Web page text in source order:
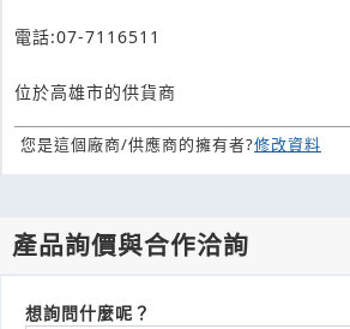
電話:07-7116511
位於高雄市的供貨商
您是這個廠商/供應商的擁有者?修改資料
產品詢價與合作洽詢
想詢問什麼呢？